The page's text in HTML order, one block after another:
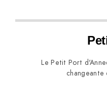
Le Petit Port
changeante